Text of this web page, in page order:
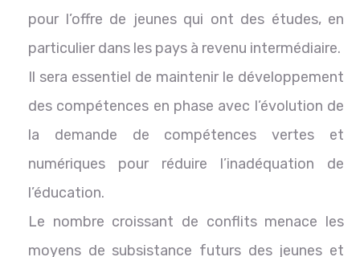
pour l’offre de jeunes qui ont des études, en
particulier dans les pays à revenu intermédiaire.
Il sera essentiel de maintenir le développement
des compétences en phase avec l’évolution de
la demande de compétences vertes et
numériques pour réduire l’inadéquation de
l’éducation.
Le nombre croissant de conflits menace les
moyens de subsistance futurs des jeunes et